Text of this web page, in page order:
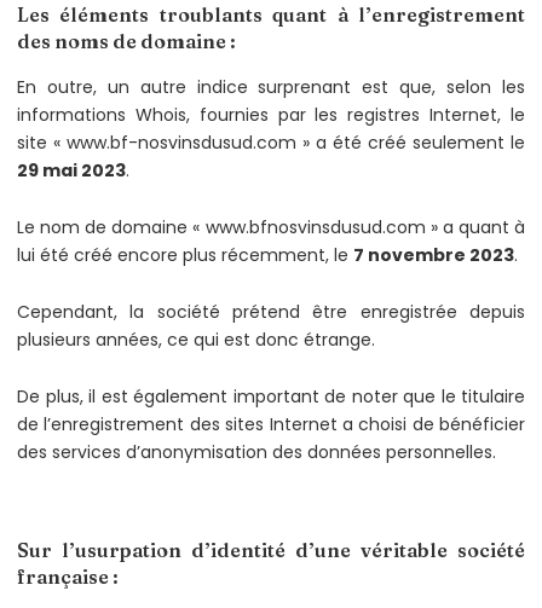
Les éléments troublants quant à l’enregistrement
des noms de domaine :
En outre, un autre indice surprenant est que, selon les
informations Whois, fournies par les registres Internet, le
site « www.bf-nosvinsdusud.com » a été créé seulement le
29 mai 2023.
Le nom de domaine « www.bfnosvinsdusud.com » a quant à
lui été créé encore plus récemment, le 7 novembre 2023.
Cependant, la société prétend être enregistrée depuis
plusieurs années, ce qui est donc étrange.
De plus, il est également important de noter que le titulaire
de l’enregistrement des sites Internet a choisi de bénéficier
des services d’anonymisation des données personnelles.
Sur l’usurpation d’identité d’une véritable société
française :